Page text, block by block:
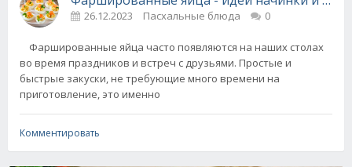
26.12.2023 Пасхальные блюда 0
Фаршированные яйца часто появляются на наших столах
во время праздников и встреч с друзьями. Простые и
быстрые закуски, не требующие много времени на
приготовление, это именно
Комментировать